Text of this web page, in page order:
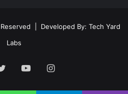
| Developed By: Tech Yard
Labs
TwitterYouTubeInstagram